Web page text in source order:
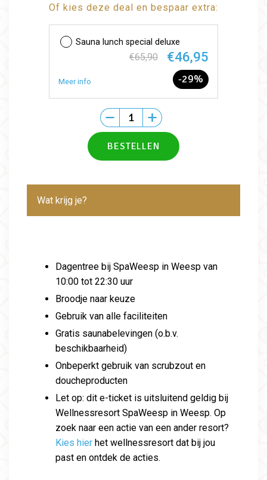
Of kies deze deal en bespaar extra:
Sauna lunch special deluxe
Meer info
€65,90 €46,95
-29%
Wat krijg je?
Dagentree bij SpaWeesp in Weesp van
10:00 tot 22:30 uur
Broodje naar keuze
Gebruik van alle faciliteiten
Gratis saunabelevingen (o.b.v.
beschikbaarheid)
Onbeperkt gebruik van scrubzout en
doucheproducten
Let op: dit e-ticket is uitsluitend geldig bij
Wellnessresort SpaWeesp in Weesp. Op
zoek naar een actie van een ander resort?
Kies hier het wellnessresort dat bij jou
past en ontdek de acties.